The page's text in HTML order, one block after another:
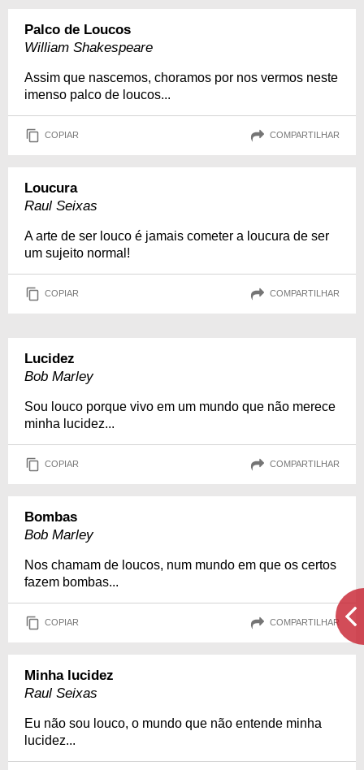
Palco de Loucos
William Shakespeare
Assim que nascemos, choramos por nos vermos neste
imenso palco de loucos...
COPIAR COMPARTILHAR
Loucura
Raul Seixas
A arte de ser louco é jamais cometer a loucura de ser
um sujeito normal!
COPIAR COMPARTILHAR
Lucidez
Bob Marley
Sou louco porque vivo em um mundo que não merece
minha lucidez...
COPIAR COMPARTILHAR
Bombas
Bob Marley
Nos chamam de loucos, num mundo em que os certos
fazem bombas...
COPIAR COMPARTILHAR
Minha lucidez
Raul Seixas
Eu não sou louco, o mundo que não entende minha
lucidez...